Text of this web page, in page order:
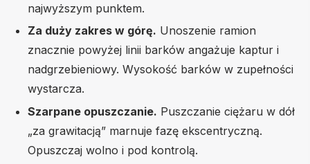
najwyższym punktem.
Za duży zakres w górę. Unoszenie ramion
znacznie powyżej linii barków angażuje kaptur i
nadgrzebieniowy. Wysokość barków w zupełności
wystarcza.
Szarpane opuszczanie. Puszczanie ciężaru w dół
„za grawitacją” marnuje fazę ekscentryczną.
Opuszczaj wolno i pod kontrolą.